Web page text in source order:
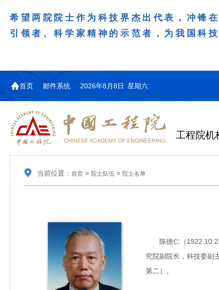
希望两院院士作为科技界杰出代表，冲锋
引领者、科学家精神的示范者，为我国科
首页 邮件系统 2026年8月8日 星期六
工程院机
当前位置： 首页> 院士队伍 > 院士名单
陈德仁（1922.10.22-
究院副院长，科技委副
第二）。